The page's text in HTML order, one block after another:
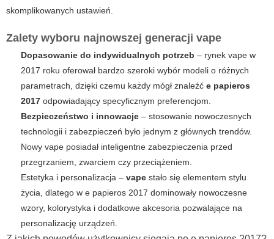
skomplikowanych ustawień.
Zalety wyboru najnowszej generacji vape
Dopasowanie do indywidualnych potrzeb – rynek vape w
2017 roku oferował bardzo szeroki wybór modeli o różnych
parametrach, dzięki czemu każdy mógł znaleźć e papieros
2017 odpowiadający specyficznym preferencjom.
Bezpieczeństwo i innowacje – stosowanie nowoczesnych
technologii i zabezpieczeń było jednym z głównych trendów.
Nowy vape posiadał inteligentne zabezpieczenia przed
przegrzaniem, zwarciem czy przeciążeniem.
Estetyka i personalizacja – vape stało się elementem stylu
życia, dlatego w e papieros 2017 dominowały nowoczesne
wzory, kolorystyka i dodatkowe akcesoria pozwalające na
personalizację urządzeń.